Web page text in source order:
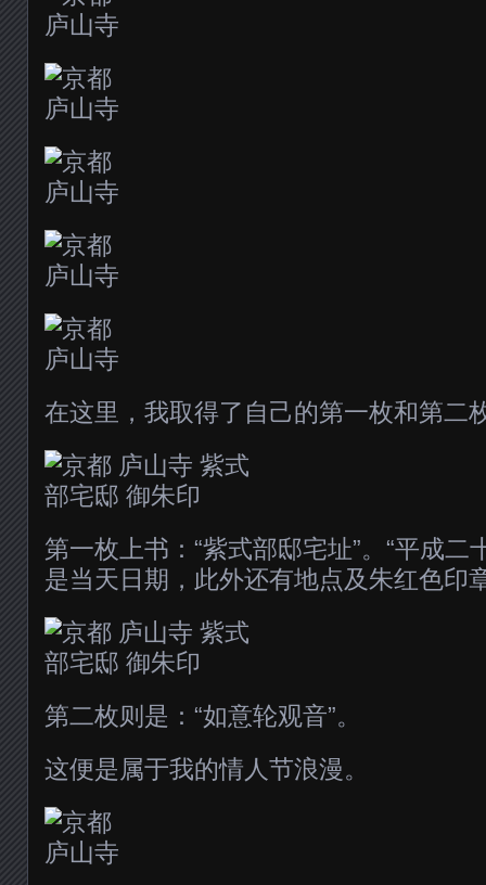
在这里，我取得了自己的第一枚和第二
第一枚上书：“紫式部邸宅址”。“平成二
是当天日期，此外还有地点及朱红色印
第二枚则是：“如意轮观音”。
这便是属于我的情人节浪漫。